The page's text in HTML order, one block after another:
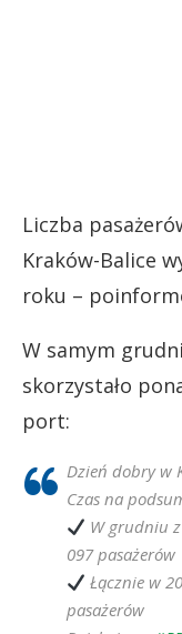
Liczba
Kraków-Balice
roku –
W samym
skorzystało
port:
Dzień dobry w
Czas na
W grudniu
097 pasażerów
Łącznie w
pasażerów